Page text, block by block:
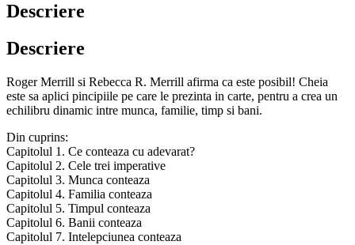
Descriere
Descriere
Roger Merrill si Rebecca R. Merrill afirma ca este posibil! Cheia
este sa aplici pincipiile pe care le prezinta in carte, pentru a crea un
echilibru dinamic intre munca, familie, timp si bani.
Din cuprins:
Capitolul 1. Ce conteaza cu adevarat?
Capitolul 2. Cele trei imperative
Capitolul 3. Munca conteaza
Capitolul 4. Familia conteaza
Capitolul 5. Timpul conteaza
Capitolul 6. Banii conteaza
Capitolul 7. Intelepciunea conteaza